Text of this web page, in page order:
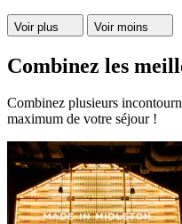
Voir plus Voir moins
Combinez les
Combinez plusieurs
maximum de votre séjour !